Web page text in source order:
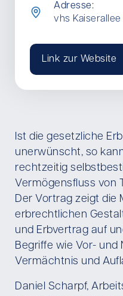
Ist die gesetzliche
unerwünscht, so
rechtzeitig
Vermögensfluss von
Der Vortrag zeigt die
erbrechtlichen
und Erbvertrag auf
Begriffe wie Vor- und
Vermächtnis und
Daniel Scharpf,
Adresse:
vhs Kaiserallee
Link zur Website